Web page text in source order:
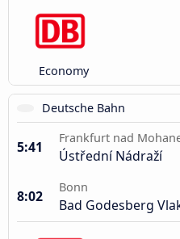
Economy
Deutsche Bahn
5:41
Frankfurt nad
Ústřední Nádraží
8:02
Bonn
Bad Godesberg